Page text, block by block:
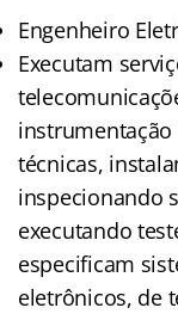
Engenheiro
Executam
técnicas,
inspecionando
executando
especificam
eletrônicos, de